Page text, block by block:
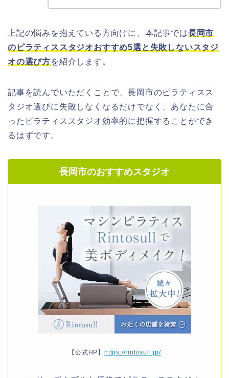
上記の悩みを抱えている方向けに、本記事では長岡市
のピラティススタジオおすすめ5選と失敗しないスタジ
オの選び方を紹介します。
記事を読んでいただくことで、長岡市のピラティスス
タジオ選びに失敗しなくなるだけでなく、あなたに合
ったピラティススタジオ効率的に把握することができ
るはずです。
長岡市のおすすめスタジオ
【公式HP】 https://rintosull.jp/